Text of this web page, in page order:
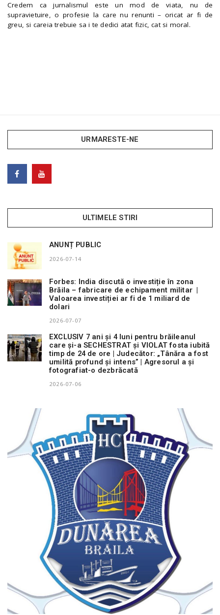
Credem ca jurnalismul este un mod de viata, nu de
supravietuire, o profesie la care nu renunti – oricat ar fi de
greu, si careia trebuie sa i te dedici atat fizic, cat si moral.
URMARESTE-NE
ULTIMELE STIRI
ANUNȚ PUBLIC
2026-07-14
Forbes: India discută o investiție în zona
Brăila – fabricare de echipament militar |
Valoarea investiției ar fi de 1 miliard de
dolari
2026-07-07
EXCLUSIV 7 ani și 4 luni pentru brăileanul
care și-a SECHESTRAT și VIOLAT fosta iubită
timp de 24 de ore | Judecător: „Tânăra a fost
umilită profund și intens” | Agresorul a și
fotografiat-o dezbrăcată
2026-07-06